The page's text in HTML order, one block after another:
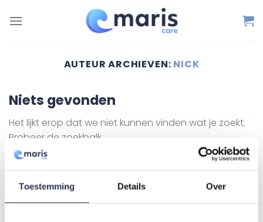
Toestemming Details Over
naar
AUTEUR ARCHIEVEN: NICK
Niets gevonden
Het lijkt erop dat we niet kunnen vinden wat je zoekt.
Probeer de zoekbalk.